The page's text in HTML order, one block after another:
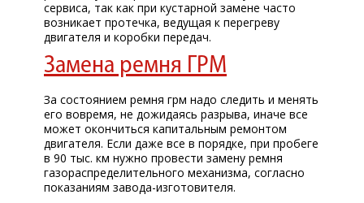
сервиса, так как при кустарной замене часто
возникает протечка, ведущая к перегреву
двигателя и коробки передач.
Замена ремня ГРМ
За состоянием ремня грм надо следить и менять
его вовремя, не дожидаясь разрыва, иначе все
может окончиться капитальным ремонтом
двигателя. Если даже все в порядке, при пробеге
в 90 тыс. км нужно провести замену ремня
газораспределительного механизма, согласно
показаниям завода-изготовителя.